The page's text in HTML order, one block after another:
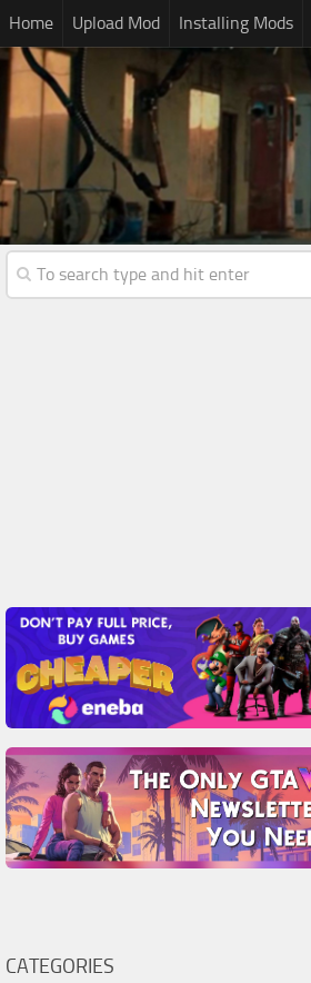
Home Upload Mod Installing Mods
CATEGORIES